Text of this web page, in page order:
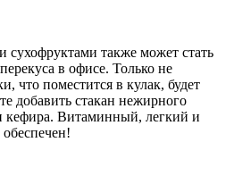
сухофруктами также может стать
в офисе. Только не
что поместится в кулак, будет
добавить стакан нежирного
кефира. Витаминный, легкий и